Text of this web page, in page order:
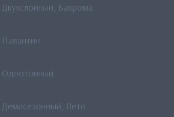
Двухслойный, Бахрома
Палантин
Однотонный
Демисезонный, Лето